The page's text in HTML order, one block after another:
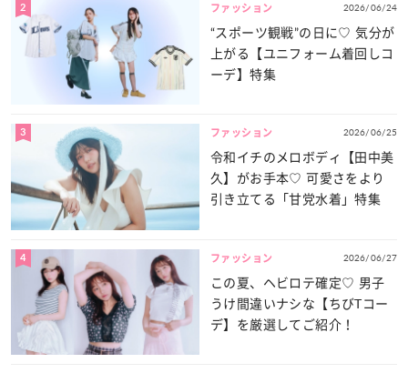
2 ファッション 2026/06/24
“スポーツ観戦”の日に♡ 気分が
上がる【ユニフォーム着回しコ
ーデ】特集
3 ファッション 2026/06/25
令和イチのメロボディ【田中美
久】がお手本♡ 可愛さをより
引き立てる「甘党水着」特集
4 ファッション 2026/06/27
この夏、ヘビロテ確定♡ 男子
うけ間違いナシな【ちびTコー
デ】を厳選してご紹介！